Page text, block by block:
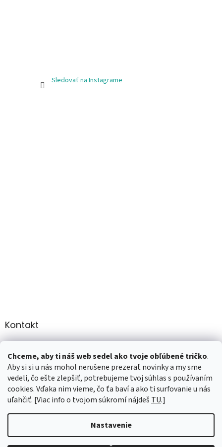
Chceme, aby ti náš web sedel ako tvoje obľúbené tričko.
Aby si si u nás mohol nerušene prezerať novinky a my sme
vedeli, čo ešte zlepšiť, potrebujeme tvoj súhlas s používaním
cookies. Vďaka nim vieme, čo ťa baví a ako ti surfovanie u nás
uľahčiť. [Viac info o tvojom súkromí nájdeš TU.]
Nastavenie
Sledovať na Instagrame
Kontakt
+421 907947783
Vytvoril Shoptet